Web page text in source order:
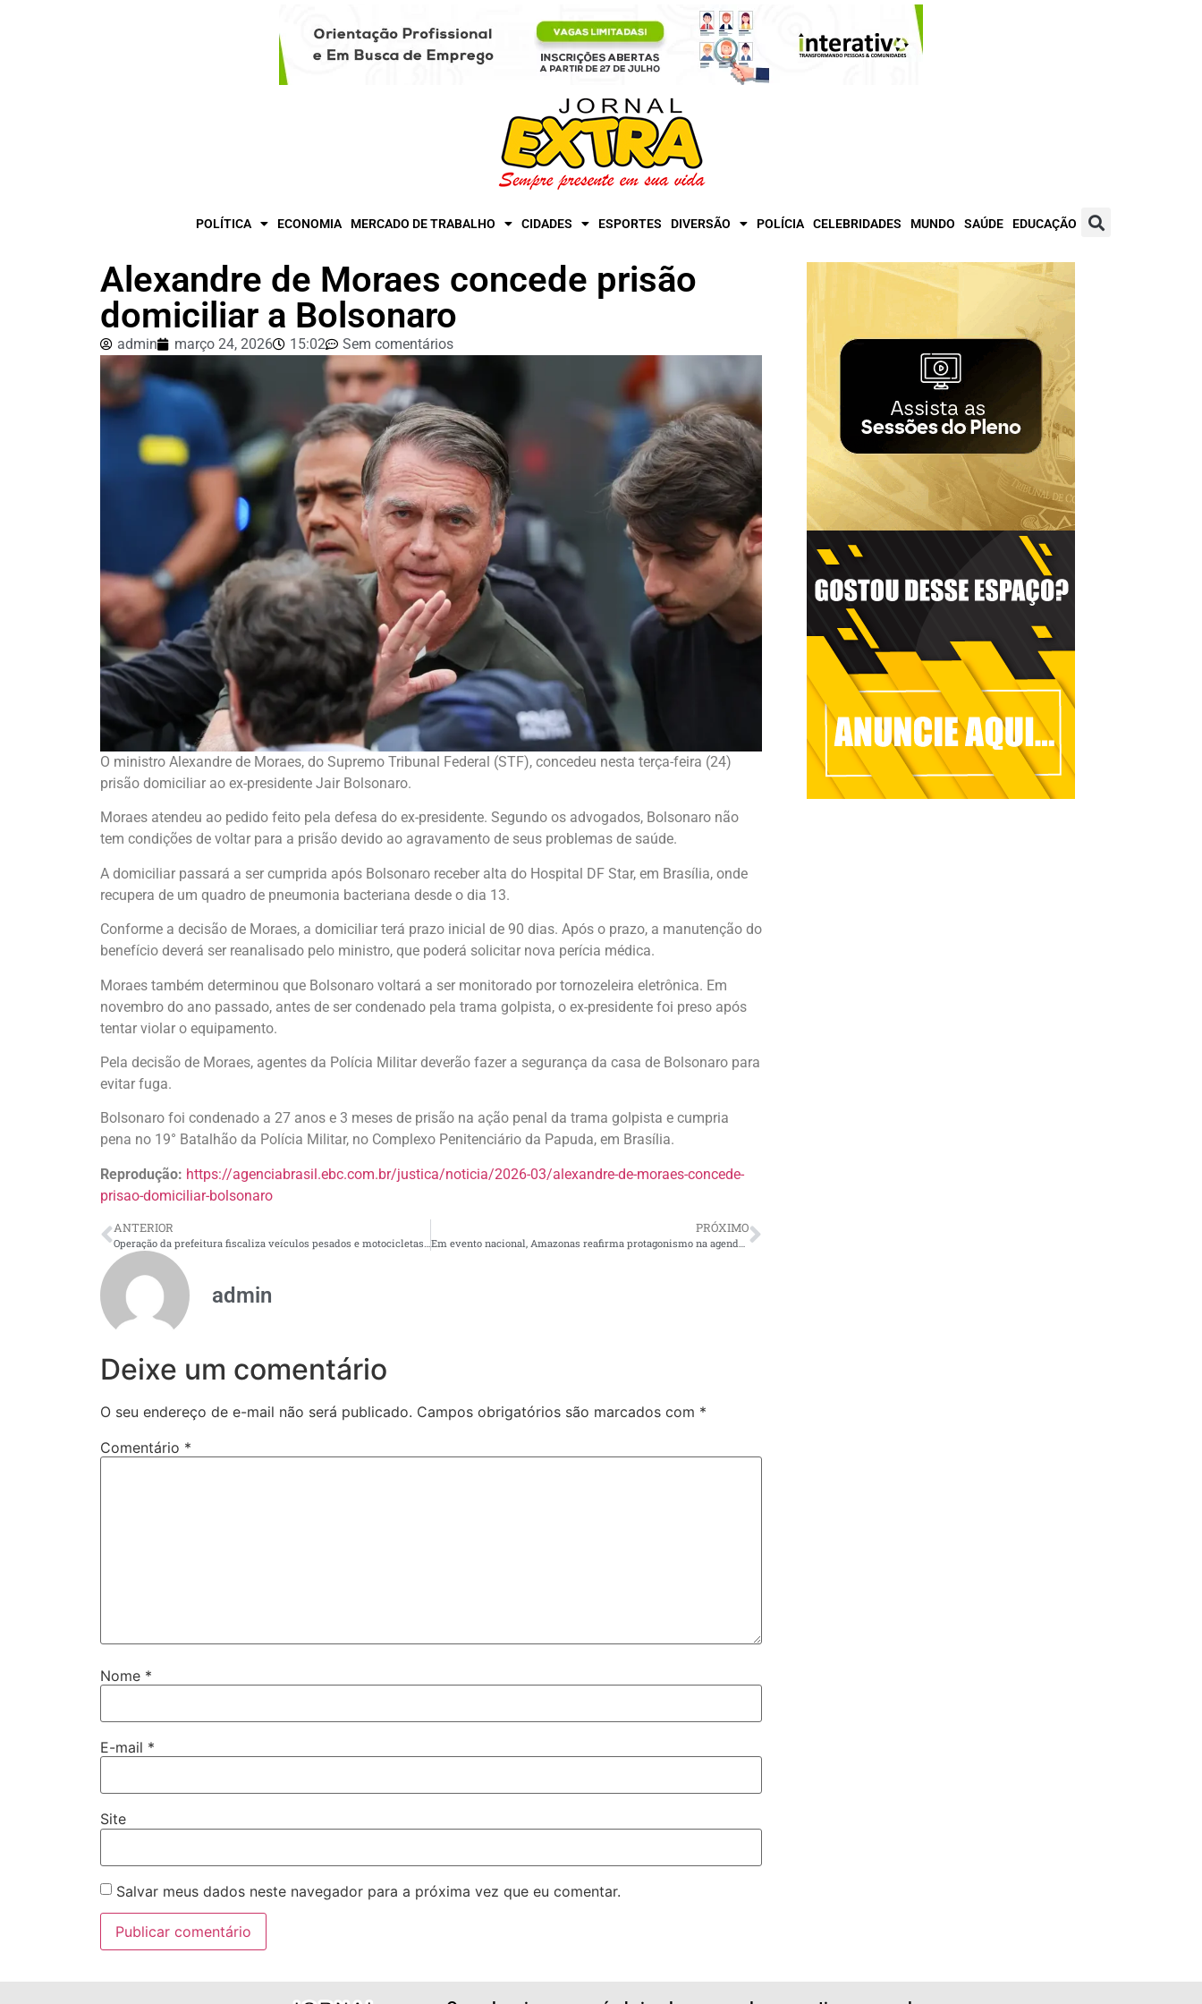
POLÍTICA ECONOMIA MERCADO DE TRABALHO CIDADES ESPORTES DIVERSÃO POLÍCIA CELEBRIDADES MUNDO SAÚDE EDUCAÇÃO
Alexandre de Moraes concede prisão
domiciliar a Bolsonaro
admin março 24, 2026 15:02 Sem comentários
O ministro Alexandre de Moraes, do Supremo Tribunal Federal (STF), concedeu nesta terça-feira (24)
prisão domiciliar ao ex-presidente Jair Bolsonaro.
Moraes atendeu ao pedido feito pela defesa do ex-presidente. Segundo os advogados, Bolsonaro não
tem condições de voltar para a prisão devido ao agravamento de seus problemas de saúde.
A domiciliar passará a ser cumprida após Bolsonaro receber alta do Hospital DF Star, em Brasília, onde
recupera de um quadro de pneumonia bacteriana desde o dia 13.
Conforme a decisão de Moraes, a domiciliar terá prazo inicial de 90 dias. Após o prazo, a manutenção do
benefício deverá ser reanalisado pelo ministro, que poderá solicitar nova perícia médica.
Moraes também determinou que Bolsonaro voltará a ser monitorado por tornozeleira eletrônica. Em
novembro do ano passado, antes de ser condenado pela trama golpista, o ex-presidente foi preso após
tentar violar o equipamento.
Pela decisão de Moraes, agentes da Polícia Militar deverão fazer a segurança da casa de Bolsonaro para
evitar fuga.
Bolsonaro foi condenado a 27 anos e 3 meses de prisão na ação penal da trama golpista e cumpria
pena no 19° Batalhão da Polícia Militar, no Complexo Penitenciário da Papuda, em Brasília.
Reprodução: https://agenciabrasil.ebc.com.br/justica/noticia/2026-03/alexandre-de-moraes-concede-
prisao-domiciliar-bolsonaro
ANTERIOR
Operação da prefeitura fiscaliza veículos pesados e motocicletas na zona Sul e resulta em 483 abordagens
PRÓXIMO
Em evento nacional, Amazonas reafirma protagonismo na agenda energética do país e atrai novos investimentos estratégicos
admin
Deixe um comentário
O seu endereço de e-mail não será publicado. Campos obrigatórios são marcados com *
Comentário *
Nome *
E-mail *
Site
Salvar meus dados neste navegador para a próxima vez que eu comentar.